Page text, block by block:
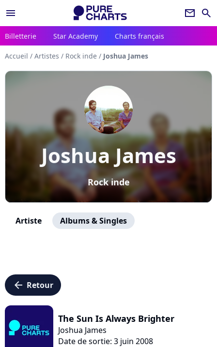
menu newsletter search
Billetterie Star Academy Charts français
Accueil / Artistes / Rock inde / Joshua James
Joshua James
Rock inde
Artiste Albums & Singles
arrow_left Retour
The Sun Is Always Brighter
Joshua James
Date de sortie: 3 juin 2008